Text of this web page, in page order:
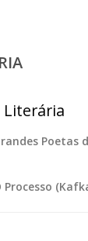
Literária
Poetas
Processo